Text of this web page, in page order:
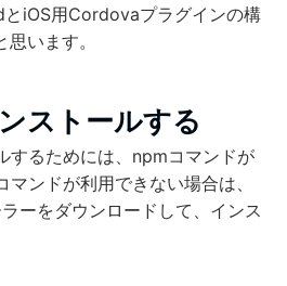
iOS用Cordovaプラグインの構
います。
ストールする
するためには、npmコマンドが
ンドが利用できない場合は、
ーをダウンロードして、インス